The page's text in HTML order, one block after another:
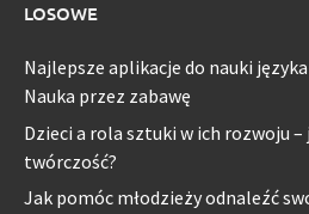
LOSOWE
Najlepsze aplikacje do nauki
Nauka przez zabawę
Dzieci a rola sztuki w ich rozwoju –
twórczość?
Jak pomóc młodzieży odnaleźć